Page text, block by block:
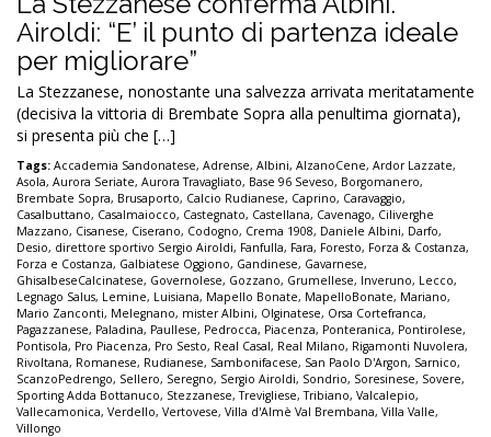
Airoldi: “E’ il punto di partenza ideale
per migliorare”
La Stezzanese, nonostante una salvezza arrivata meritatamente
(decisiva la vittoria di Brembate Sopra alla penultima giornata),
si presenta più che […]
Tags: Accademia Sandonatese, Adrense, Albini, AlzanoCene, Ardor Lazzate,
Asola, Aurora Seriate, Aurora Travagliato, Base 96 Seveso, Borgomanero,
Brembate Sopra, Brusaporto, Calcio Rudianese, Caprino, Caravaggio,
Casalbuttano, Casalmaiocco, Castegnato, Castellana, Cavenago, Ciliverghe
Mazzano, Cisanese, Ciserano, Codogno, Crema 1908, Daniele Albini, Darfo,
Desio, direttore sportivo Sergio Airoldi, Fanfulla, Fara, Foresto, Forza & Costanza,
Forza e Costanza, Galbiatese Oggiono, Gandinese, Gavarnese,
GhisalbeseCalcinatese, Governolese, Gozzano, Grumellese, Inveruno, Lecco,
Legnago Salus, Lemine, Luisiana, Mapello Bonate, MapelloBonate, Mariano,
Mario Zanconti, Melegnano, mister Albini, Olginatese, Orsa Cortefranca,
Pagazzanese, Paladina, Paullese, Pedrocca, Piacenza, Ponteranica, Pontirolese,
Pontisola, Pro Piacenza, Pro Sesto, Real Casal, Real Milano, Rigamonti Nuvolera,
Rivoltana, Romanese, Rudianese, Sambonifacese, San Paolo D'Argon, Sarnico,
ScanzoPedrengo, Sellero, Seregno, Sergio Airoldi, Sondrio, Soresinese, Sovere,
Sporting Adda Bottanuco, Stezzanese,Trevigliese,Tribiano, Valcalepio,
Vallecamonica, Verdello, Vertovese, Villa d'Almè Val Brembana, Villa Valle,
Villongo